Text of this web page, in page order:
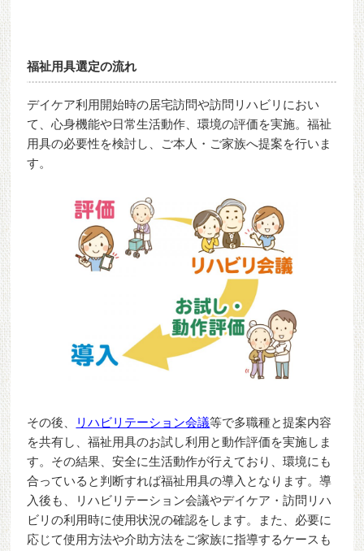
福祉用具選定の流れ
デイケア利用開始時の居宅訪問や訪問リハビリにおい
て、心身機能や日常生活動作、環境の評価を実施。福祉
用具の必要性を検討し、ご本人・ご家族へ提案を行いま
す。
その後、 リハビリテーション会議等で多職種と提案内容
を共有し、福祉用具のお試し利用と動作評価を実施しま
す。その結果、安全に生活動作が行えており、環境にも
合っていると判断すれば福祉用具の導入となります。導
入後も、リハビリテーション会議やデイケア・訪問リハ
ビリの利用時に使用状況の確認をします。また、必要に
応じて使用方法や介助方法をご家族に指導するケースも